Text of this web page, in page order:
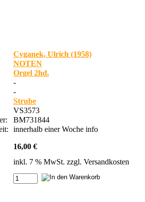
Cyganek, Ulrich (1958)
NOTEN
Orgel 2hd.
-
-
Strube
VS3573
BM731844
innerhalb einer Woche info
16,00 €
inkl. 7 % MwSt. zzgl. Versandkosten